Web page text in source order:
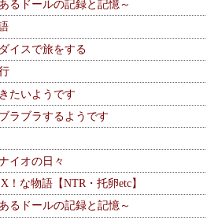
るドールの記録と記憶～
イスで旅をする
たいようです
ラブラするようです
イオの日々
！な物語【NTR・托卵etc】
るドールの記録と記憶～